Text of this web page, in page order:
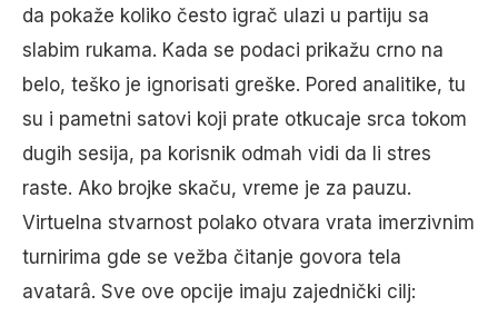
da pokaže koliko često igrač ulazi u partiju sa
slabim rukama. Kada se podaci prikažu crno na
belo, teško je ignorisati greške. Pored analitike, tu
su i pametni satovi koji prate otkucaje srca tokom
dugih sesija, pa korisnik odmah vidi da li stres
raste. Ako brojke skaču, vreme je za pauzu.
Virtuelna stvarnost polako otvara vrata imerzivnim
turnirima gde se vežba čitanje govora tela
avatarâ. Sve ove opcije imaju zajednički cilj: